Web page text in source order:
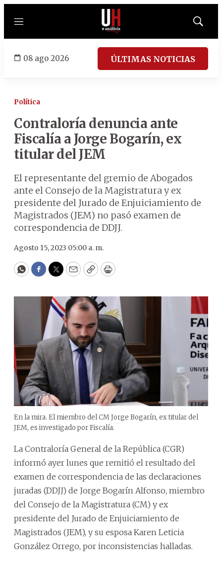
Menú
Mostrar
08 ago 2026 ÚLTIMAS NOTICIAS
Política
Contraloría denuncia ante
Fiscalía a Jorge Bogarín, ex
titular del JEM
El representante del gremio de Abogados
ante el Consejo de la Magistratura y ex
presidente del Jurado de Enjuiciamiento de
Magistrados (JEM) no pasó examen de
correspondencia de DDJJ.
Agosto 15, 2023 05:00 a. m.
WhatsApp
Facebook
Twitter
EmailCopyPrint
En la mira. El miembro del CM Jorge Bogarín, ex titular del
JEM, es investigado por Fiscalía.
La Contraloría General de la República (CGR)
informó ayer lunes que remitió el resultado del
examen de correspondencia de las declaraciones
juradas (DDJJ) de Jorge Bogarín Alfonso, miembro
del Consejo de la Magistratura (CM) y ex
presidente del Jurado de Enjuiciamiento de
Magistrados (JEM), y su esposa Karen Leticia
González Orrego, por inconsistencias halladas.